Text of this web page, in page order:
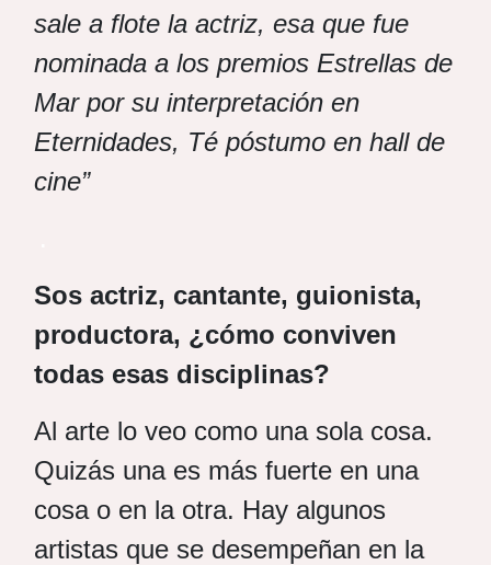
sale a flote la actriz, esa que fue
nominada a los premios Estrellas de
Mar por su interpretación en
Eternidades, Té póstumo en hall de
cine”
Sos actriz, cantante, guionista,
productora, ¿cómo conviven
todas esas disciplinas?
Al arte lo veo como una sola cosa.
Quizás una es más fuerte en una
cosa o en la otra. Hay algunos
artistas que se desempeñan en la